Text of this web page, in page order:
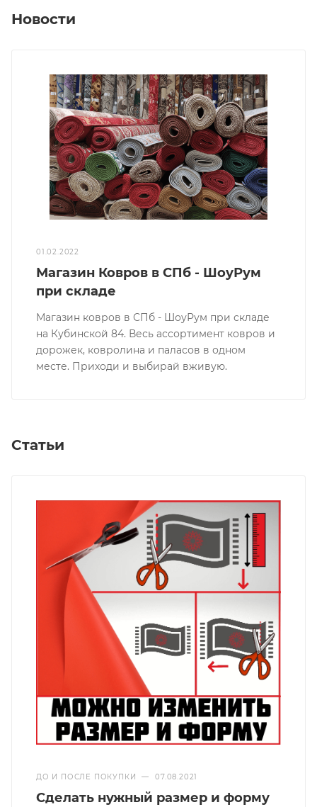
Новости
01.02.2022
Магазин Ковров в СПб - ШоуРум
при складе
Магазин ковров в СПб - ШоуРум при складе
на Кубинской 84. Весь ассортимент ковров и
дорожек, ковролина и паласов в одном
месте. Приходи и выбирай вживую.
Статьи
ДО И ПОСЛЕ ПОКУПКИ — 07.08.2021
Сделать нужный размер и форму